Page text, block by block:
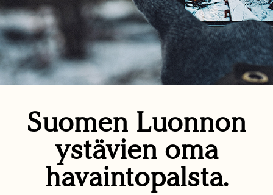
Suomen Luonnon
ystävien oma
havaintopalsta.